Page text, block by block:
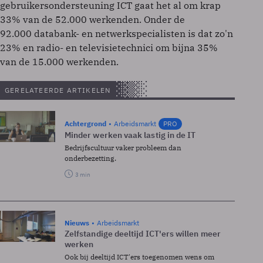
gebruikersondersteuning ICT gaat het al om krap
33% van de 52.000 werkenden. Onder de
92.000 databank- en netwerkspecialisten is dat zo'n
23% en radio- en televisietechnici om bijna 35%
van de 15.000 werkenden.
GERELATEERDE ARTIKELEN
Achtergrond Arbeidsmarkt PRO
Minder werken vaak lastig in de IT
Bedrijfscultuur vaker probleem dan
onderbezetting.
3 min
Nieuws Arbeidsmarkt
Zelfstandige deeltijd ICT'ers willen meer
werken
Ook bij deeltijd ICT'ers toegenomen wens om